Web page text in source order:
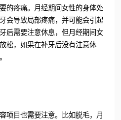
的疼痛。月经期间女性的身体处
会导致局部疼痛，并可能会引起
后需要注意休息，但月经期间女
松，如果在补牙后没有注意休
项目也需要注意。比如脱毛，月